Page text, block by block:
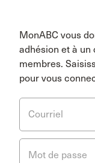
MonABC vous
adhésion et à
membres.
pour vous
Courriel
Mot de passe